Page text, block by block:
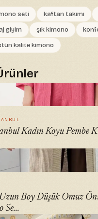
seti kaftan takımı
giyim
şık kimono
kalite kimono
İstanbul Kadın Koyu
Takımı | BY00050"
Kadın Koyu Pembe
Uzun Boy Düşük Omuz
₺995" loading="lazy">
Boy Düşük Omuz
Se...